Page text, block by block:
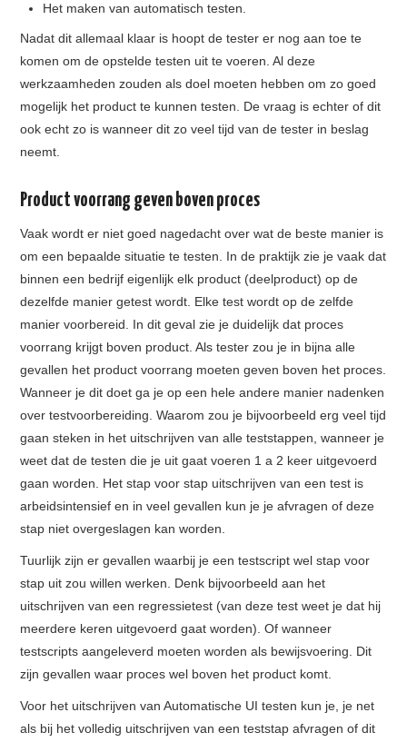
Het maken van automatisch testen.
Nadat dit allemaal klaar is hoopt de tester er nog aan toe te
komen om de opstelde testen uit te voeren. Al deze
werkzaamheden zouden als doel moeten hebben om zo goed
mogelijk het product te kunnen testen. De vraag is echter of dit
ook echt zo is wanneer dit zo veel tijd van de tester in beslag
neemt.
Product voorrang geven boven proces
Vaak wordt er niet goed nagedacht over wat de beste manier is
om een bepaalde situatie te testen. In de praktijk zie je vaak dat
binnen een bedrijf eigenlijk elk product (deelproduct) op de
dezelfde manier getest wordt. Elke test wordt op de zelfde
manier voorbereid. In dit geval zie je duidelijk dat proces
voorrang krijgt boven product. Als tester zou je in bijna alle
gevallen het product voorrang moeten geven boven het proces.
Wanneer je dit doet ga je op een hele andere manier nadenken
over testvoorbereiding. Waarom zou je bijvoorbeeld erg veel tijd
gaan steken in het uitschrijven van alle teststappen, wanneer je
weet dat de testen die je uit gaat voeren 1 a 2 keer uitgevoerd
gaan worden. Het stap voor stap uitschrijven van een test is
arbeidsintensief en in veel gevallen kun je je afvragen of deze
stap niet overgeslagen kan worden.
Tuurlijk zijn er gevallen waarbij je een testscript wel stap voor
stap uit zou willen werken. Denk bijvoorbeeld aan het
uitschrijven van een regressietest (van deze test weet je dat hij
meerdere keren uitgevoerd gaat worden). Of wanneer
testscripts aangeleverd moeten worden als bewijsvoering. Dit
zijn gevallen waar proces wel boven het product komt.
Voor het uitschrijven van Automatische UI testen kun je, je net
als bij het volledig uitschrijven van een teststap afvragen of dit